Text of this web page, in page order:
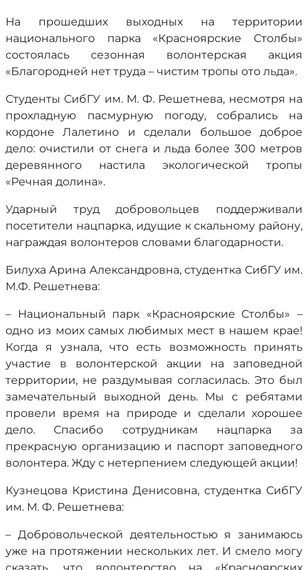
На прошедших выходных на территории
национального парка «Красноярские Столбы»
состоялась сезонная волонтерская акция
«Благородней нет труда – чистим тропы ото льда».
Студенты СибГУ им. М. Ф. Решетнева, несмотря на
прохладную пасмурную погоду, собрались на
кордоне Лалетино и сделали большое доброе
дело: очистили от снега и льда более 300 метров
деревянного настила экологической тропы
«Речная долина».
Ударный труд добровольцев поддерживали
посетители нацпарка, идущие к скальному району,
награждая волонтеров словами благодарности.
Билуха Арина Александровна, студентка СибГУ им.
М.Ф. Решетнева:
– Национальный парк «Красноярские Столбы» –
одно из моих самых любимых мест в нашем крае!
Когда я узнала, что есть возможность принять
участие в волонтерской акции на заповедной
территории, не раздумывая согласилась. Это был
замечательный выходной день. Мы с ребятами
провели время на природе и сделали хорошее
дело. Спасибо сотрудникам нацпарка за
прекрасную организацию и паспорт заповедного
волонтера. Жду с нетерпением следующей акции!
Кузнецова Кристина Денисовна, студентка СибГУ
им. М. Ф. Решетнева:
– Добровольческой деятельностью я занимаюсь
уже на протяжении нескольких лет. И смело могу